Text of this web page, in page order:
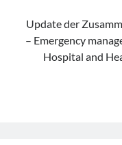
Update der
– Emergency
Hospital and